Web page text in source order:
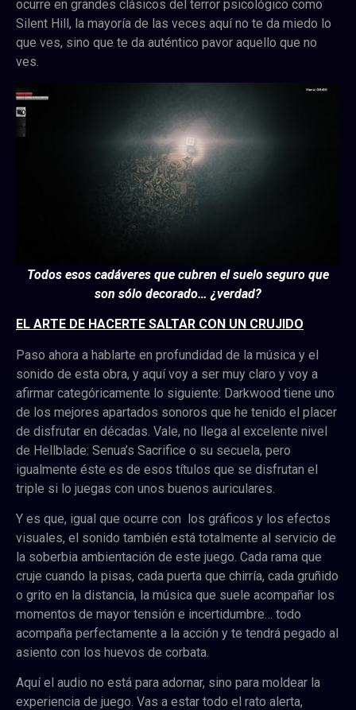
ocurre en grandes clásicos del terror psicológico como
Silent Hill, la mayoría de las veces aquí no te da miedo lo
que ves, sino que te da auténtico pavor aquello que no
ves.
Todos esos cadáveres que cubren el suelo seguro que
son sólo decorado… ¿verdad?
EL ARTE DE HACERTE SALTAR CON UN CRUJIDO
Paso ahora a hablarte en profundidad de la música y el
sonido de esta obra, y aquí voy a ser muy claro y voy a
afirmar categóricamente lo siguiente: Darkwood tiene uno
de los mejores apartados sonoros que he tenido el placer
de disfrutar en décadas. Vale, no llega al excelente nivel
de Hellblade: Senua’s Sacrifice o su secuela, pero
igualmente éste es de esos títulos que se disfrutan el
triple si lo juegas con unos buenos auriculares.
Y es que, igual que ocurre con los gráficos y los efectos
visuales, el sonido también está totalmente al servicio de
la soberbia ambientación de este juego. Cada rama que
cruje cuando la pisas, cada puerta que chirría, cada gruñido
o grito en la distancia, la música que suele acompañar los
momentos de mayor tensión e incertidumbre… todo
acompaña perfectamente a la acción y te tendrá pegado al
asiento con los huevos de corbata.
Aquí el audio no está para adornar, sino para moldear la
experiencia de juego. Vas a estar todo el rato alerta,